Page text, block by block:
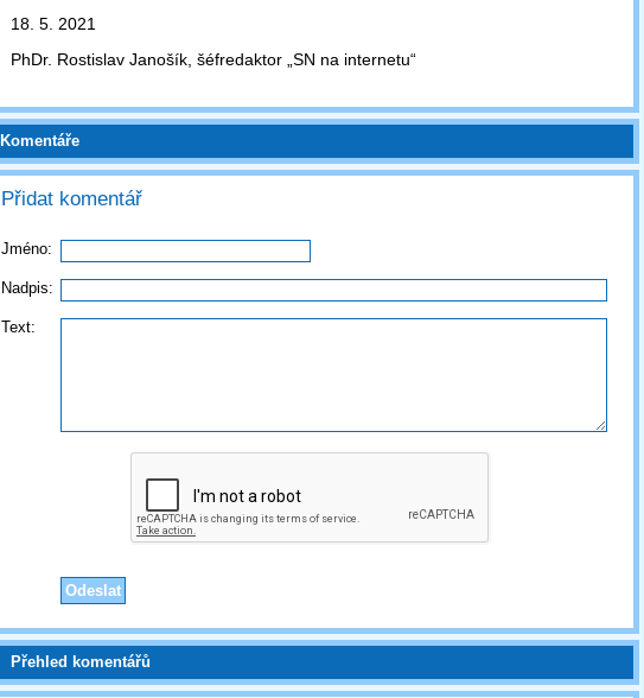
18. 5. 2021
PhDr. Rostislav Janošík, šéfredaktor „SN na internetu“
Komentáře
Přidat komentář
Jméno:
Nadpis:
Text:
Přehled komentářů